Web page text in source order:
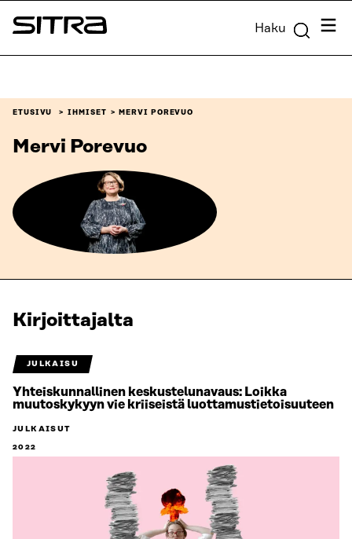
Siirry
suoraan
Sitra Haku
ETUSIVU IHMISET MERVI POREVUO
Mervi Porevuo
Kirjoittajalta
JULKAISU
Yhteiskunnallinen keskustelunavaus: Loikka
muutoskykyyn vie kriiseistä luottamustietoisuuteen
JULKAISUT
2022